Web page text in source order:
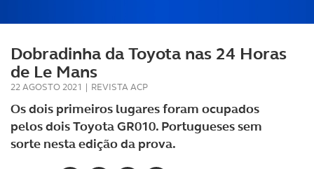
Dobradinha da Toyota nas 24 Horas
de Le Mans
22 AGOSTO 2021 | REVISTA ACP
Os dois primeiros lugares foram ocupados
pelos dois Toyota GR010. Portugueses sem
sorte nesta edição da prova.